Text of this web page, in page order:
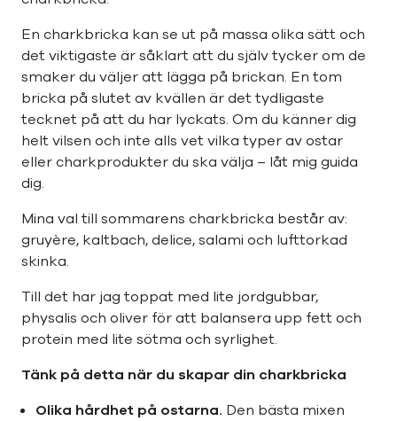
En charkbricka kan se ut på massa olika sätt och
det viktigaste är såklart att du själv tycker om de
smaker du väljer att lägga på brickan. En tom
bricka på slutet av kvällen är det tydligaste
tecknet på att du har lyckats. Om du känner dig
helt vilsen och inte alls vet vilka typer av ostar
eller charkprodukter du ska välja – låt mig guida
dig.
Mina val till sommarens charkbricka består av:
gruyère, kaltbach, delice, salami och lufttorkad
skinka.
Till det har jag toppat med lite jordgubbar,
physalis och oliver för att balansera upp fett och
protein med lite sötma och syrlighet.
Tänk på detta när du skapar din charkbricka
Olika hårdhet på ostarna. Den bästa mixen